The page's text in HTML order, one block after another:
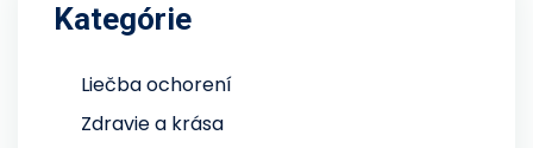
Kategórie
Liečba ochorení
Zdravie a krása